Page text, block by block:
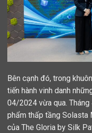
Bên cạnh đó, trong
tiến hành vinh danh
04/2024 vừa qua.
phẩm thấp tầng Solasta
của The Gloria by Silk